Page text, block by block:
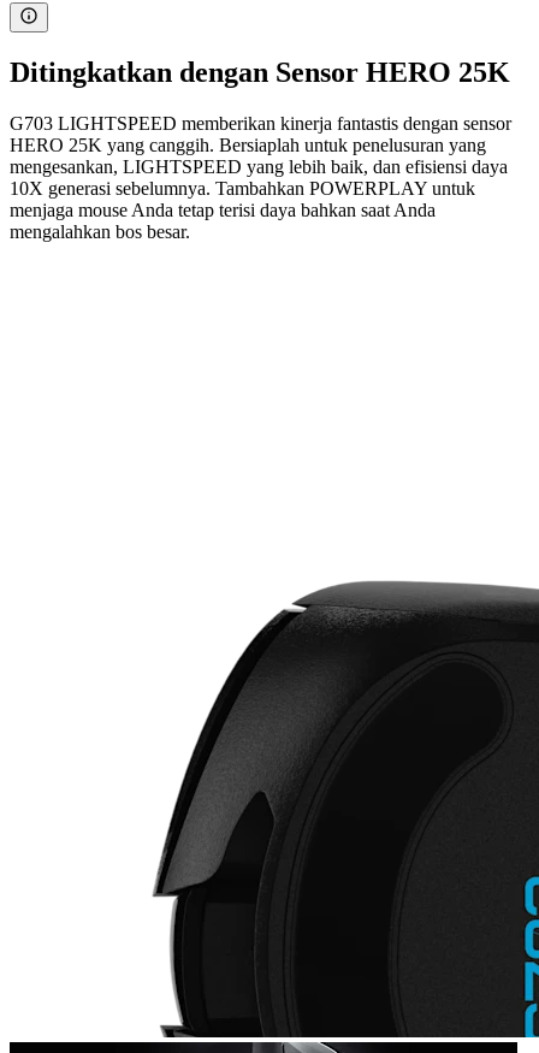
Ditingkatkan dengan Sensor HERO 25K
G703 LIGHTSPEED memberikan kinerja fantastis dengan sensor
HERO 25K yang canggih. Bersiaplah untuk penelusuran yang
mengesankan, LIGHTSPEED yang lebih baik, dan efisiensi daya
10X generasi sebelumnya. Tambahkan POWERPLAY untuk
menjaga mouse Anda tetap terisi daya bahkan saat Anda
mengalahkan bos besar.